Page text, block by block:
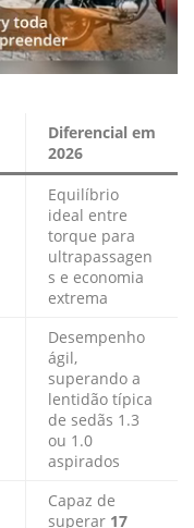
Diferencial em
2026
Equilíbrio
ideal entre
torque para
ultrapassagen
s e economia
extrema
Desempenho
ágil,
superando a
lentidão típica
de sedãs 1.3
ou 1.0
aspirados
Capaz de
superar 17